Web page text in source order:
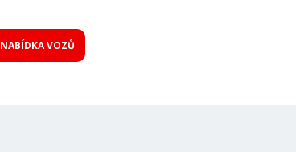
NABÍDKA VOZŮ